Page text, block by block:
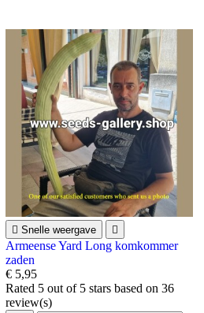
 Snelle weergave 
Armeense Yard Long komkommer
zaden
€ 5,95
Rated 5out of 5 stars based on 36
review(s)